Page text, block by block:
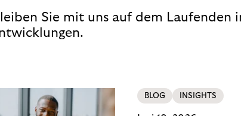
Sie mit uns auf dem Laufenden
BLOG INSIGHTS